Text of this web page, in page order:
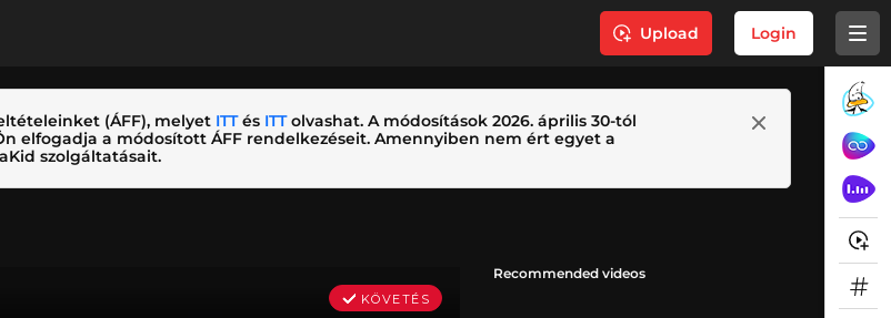
Upload Login
(ÁFF), melyet ITTés ITTolvashat. A módosítások 2026. április 30-tól
elfogadja a módosított ÁFF rendelkezéseit. Amennyiben nem ért egyet a
szolgáltatásait.
Recommended videos